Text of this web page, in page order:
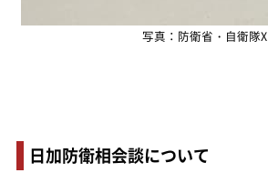
写真：防衛省・自衛隊X
日加防衛相会談について